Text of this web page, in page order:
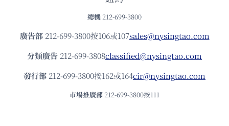
總機 212-699-3800
廣告部212-699-3800按106或107sales@nysingtao.com
分類廣告 212-699-3808classified@nysingtao.com
發⾏部 212-699-3800按162或164cir@nysingtao.com
市場推廣部 212-699-3800按111